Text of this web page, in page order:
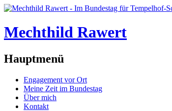
Mechthild Rawert
Hauptmenü
Engagement vor Ort
Meine Zeit im Bundestag
Über mich
Kontakt